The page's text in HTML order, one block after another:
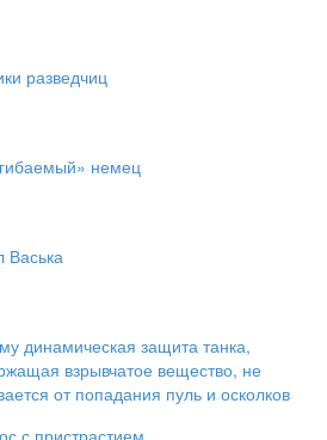
разведчиц
немец
Васька
динамическая защита танка,
взрывчатое вещество, не
от попадания пуль и осколков